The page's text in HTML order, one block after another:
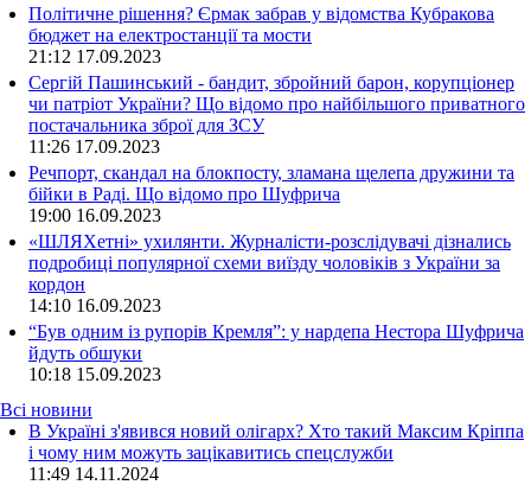
Політичне рішення? Єрмак забрав у відомства Кубракова
бюджет на електростанції та мости
21:12 17.09.2023
Сергій Пашинський - бандит, збройний барон, корупціонер
чи патріот України? Що відомо про найбільшого приватного
постачальника зброї для ЗСУ
11:26 17.09.2023
Речпорт, скандал на блокпосту, зламана щелепа дружини та
бійки в Раді. Що відомо про Шуфрича
19:00 16.09.2023
«ШЛЯХетні» ухилянти. Журналісти-розслідувачі дізнались
подробиці популярної схеми виїзду чоловіків з України за
кордон
14:10 16.09.2023
“Був одним із рупорів Кремля”: у нардепа Нестора Шуфрича
йдуть обшуки
10:18 15.09.2023
Всі новини
В Україні з'явився новий олігарх? Хто такий Максим Кріппа
і чому ним можуть зацікавитись спецслужби
11:49 14.11.2024